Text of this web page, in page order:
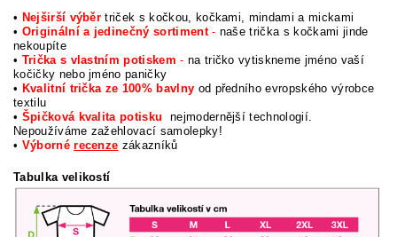
• Nejširší výběr triček s kočkou, kočkami, mindami a mickami
• Originální a jedinečný sortiment- naše trička s kočkami jinde
nekoupíte
• Trička s vlastním potiskem- na tričko vytiskneme jméno vaší
kočičky nebo jméno paničky
• Kvalitní trička ze 100% bavlny od předního evropského výrobce
textilu
• Špičková kvalita potisku
nejmodernější technologií.
Nepoužíváme zažehlovací samolepky!
• Výbornérecenze zákazníků
Tabulka velikostí